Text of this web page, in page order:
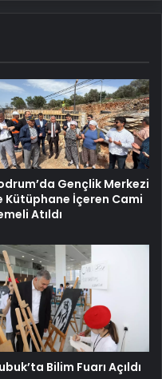
Gençlik Merkezi
Kütüphane İçeren Cami
Atıldı
Bilim Fuarı Açıldı